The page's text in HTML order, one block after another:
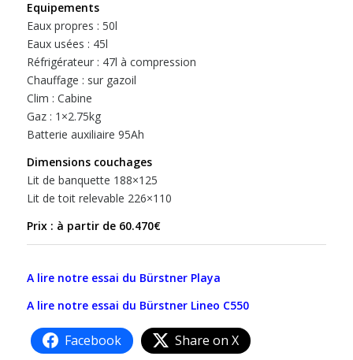
Equipements
Eaux propres : 50l
Eaux usées : 45l
Réfrigérateur : 47l à compression
Chauffage : sur gazoil
Clim : Cabine
Gaz : 1×2.75kg
Batterie auxiliaire 95Ah
Dimensions couchages
Lit de banquette 188×125
Lit de toit relevable 226×110
Prix : à partir de 60.470€
A lire notre essai du Bürstner Playa
A lire notre essai du Bürstner Lineo C550
Facebook
Share on X